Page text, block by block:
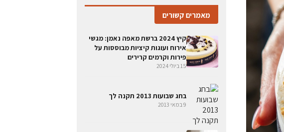
מאמרים קשורים
קיץ 2024 ברשת מאפה נאמן: מגשי
אירוח ועוגות קיציות מבוססות על
פירות וקרמים קרירים
15 ביולי 2024
בחג שבועות 2013 תקנה לך
9 במאי 2013